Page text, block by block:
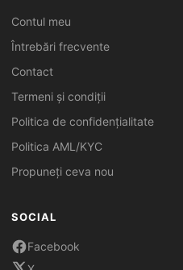
Contul meu
Întrebări frecvente
Contact
Termeni și condiții
Politica de confidențialitate
Politica AML/KYC
Propuneți ceva nou
SOCIAL
Facebook